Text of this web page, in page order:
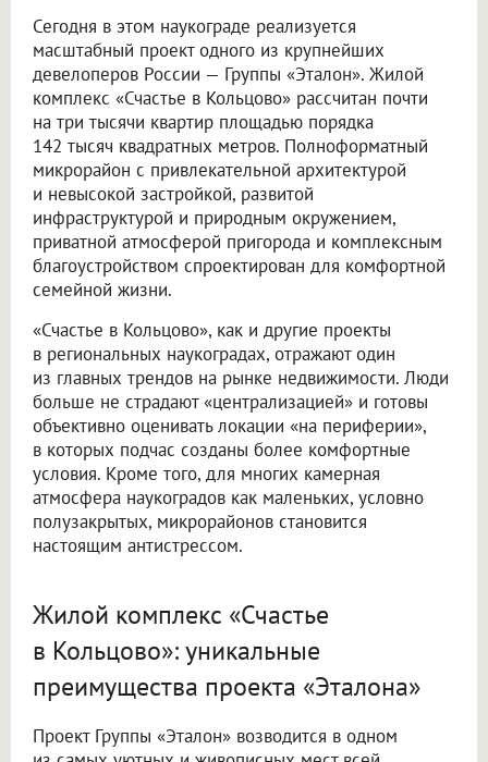
Сегодня в этом наукограде реализуется
масштабный проект одного из крупнейших
девелоперов России — Группы «Эталон». Жилой
комплекс «Счастье в Кольцово» рассчитан почти
на три тысячи квартир площадью порядка
142 тысяч квадратных метров. Полноформатный
микрорайон с привлекательной архитектурой
и невысокой застройкой, развитой
инфраструктурой и природным окружением,
приватной атмосферой пригорода и комплексным
благоустройством спроектирован для комфортной
семейной жизни.
«Счастье в Кольцово», как и другие проекты
в региональных наукоградах, отражают один
из главных трендов на рынке недвижимости. Люди
больше не страдают «централизацией» и готовы
объективно оценивать локации «на периферии»,
в которых подчас созданы более комфортные
условия. Кроме того, для многих камерная
атмосфера наукоградов как маленьких, условно
полузакрытых, микрорайонов становится
настоящим антистрессом.
Жилой комплекс «Счастье
в Кольцово»: уникальные
преимущества проекта «Эталона»
Проект Группы «Эталон» возводится в одном